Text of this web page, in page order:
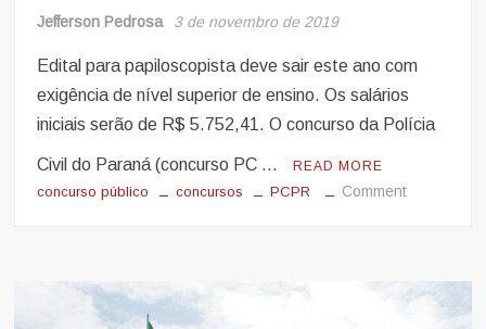
Jefferson Pedrosa 3 de novembro de 2019
Edital para papiloscopista deve sair este ano com
exigência de nível superior de ensino. Os salários
iniciais serão de R$ 5.752,41. O concurso da Polícia
Civil do Paraná (concurso PC … READ MORE
concurso público concursos PCPR Commenton
PR:
Autorizada